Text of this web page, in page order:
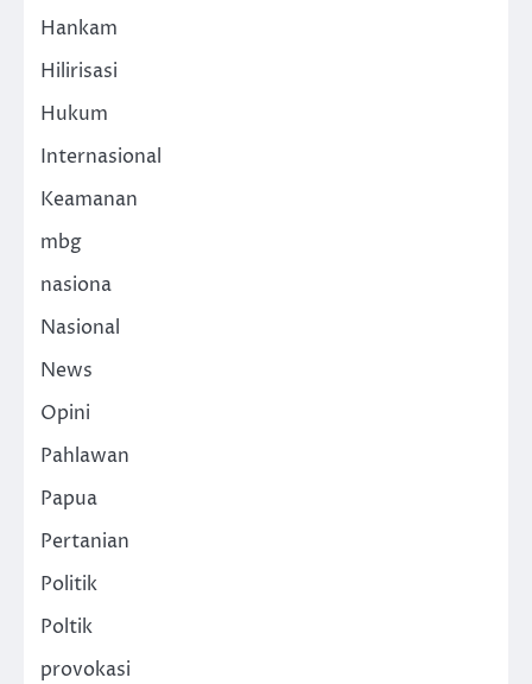
Hankam
Hilirisasi
Hukum
Internasional
Keamanan
mbg
nasiona
Nasional
News
Opini
Pahlawan
Papua
Pertanian
Politik
Poltik
provokasi